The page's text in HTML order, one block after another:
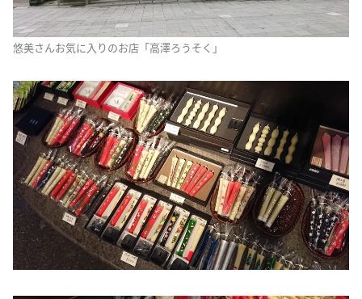
悠美さんお気に入りのお店「高澤ろうそく」